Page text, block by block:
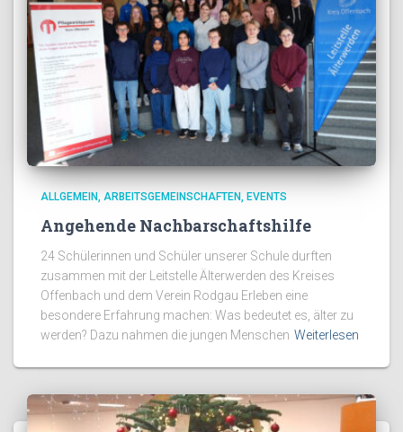
ALLGEMEIN ARBEITSGEMEINSCHAFTEN EVENTS
Angehende Nachbarschaftshilfe
24 Schülerinnen und Schüler unserer Schule durften
zusammen mit der Leitstelle Älterwerden des Kreises
Offenbach und dem Verein Rodgau Erleben eine
besondere Erfahrung machen: Was bedeutet es, älter zu
werden? Dazu nahmen die jungen Menschen Weiterlesen